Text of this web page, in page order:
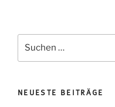
NEUESTE BEITRÄGE